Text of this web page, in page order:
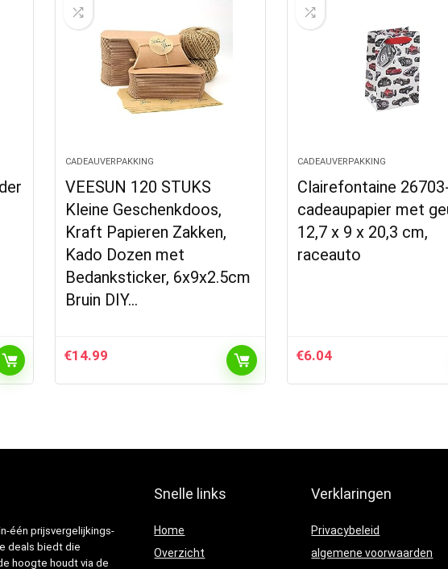
CADEAUVERPAKKING
VEESUN 120 STUKS
Kleine Geschenkdoos,
Kraft Papieren Zakken,
Kado Dozen met
Bedanksticker, 6x9x2.5cm
Bruin DIY…
€14.99
CADEAUVERPAKKING
Clairefontaine
cadeaupapier met
12,7 x 9 x 20,3 cm,
raceauto
€6.04
één prijsvergelijkings-
deals biedt die
hoogte houdt via de
Snelle links
Home
Overzicht
Verklaringen
Privacybeleid
algemene voorwaarden